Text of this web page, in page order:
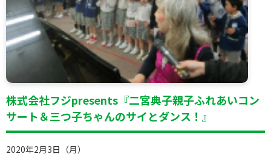
株式会社フジpresents『二宮典子親子ふれあいコン
サート＆三つ子ちゃんのサイとダンス！』
2020年2月3日（月）